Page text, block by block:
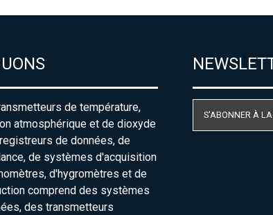
de température,
atmosphérique et de dioxyde
de données, de
de systèmes d'acquisition
d'hygromètres et de
comprend des systèmes
des transmetteurs
S'ABONNER À